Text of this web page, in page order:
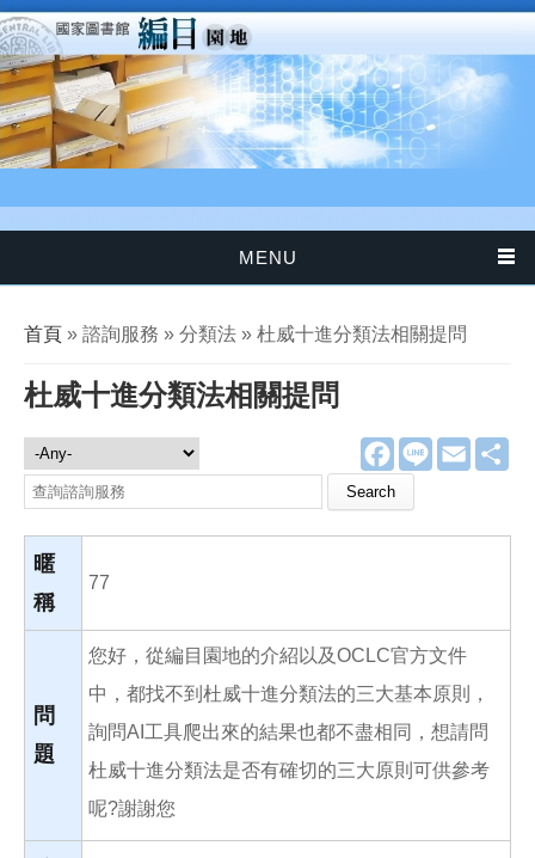
移至主內容
MENU
您在這裡
首頁 » 諮詢服務 » 分類法 » 杜威十進分類法相關提問
杜威十進分類法相關提問
F
a
e
o
L
E
m
諮詢服務
Search this site
暱
稱
77
問
題
您好，從編目園地的介紹以及OCLC官方文件
中，都找不到杜威十進分類法的三大基本原則，
詢問AI工具爬出來的結果也都不盡相同，想請問
杜威十進分類法是否有確切的三大原則可供參考
呢?謝謝您